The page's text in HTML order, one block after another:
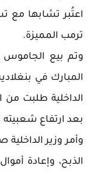
اعتُبر تشابها مع
ترمب المميزة.
وتم بيع الجاموس
المبارك في
الداخلية طلبت
بعد ارتفاع شعبيته
وأمر وزير
الذبح، وإعادة